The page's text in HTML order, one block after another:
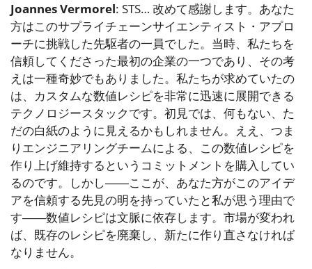
Joannes Vermorel: STS… 改めて感謝します。あなた
方はこのサプライチェーンサイエンティスト・アプロ
ーチに挑戦した先駆者の一員でした。当時、私たちを
信頼してくださった最初の企業の一つであり、その考
えは一種奇妙でもありました。私たちが求めていたの
は、カスタムな数値レシピを非常に迅速に展開できる
テクノロジースタックです。初見では、何もない、た
だの白紙のように見えるかもしれません。ええ、つま
りエンジニアリングチームによる、この数値レシピを
作り上げ維持するというコミットメントを購入してい
るのです。しかし――ここが、あなた方がこのアイデ
アを信頼する先見の明を持っていたと私が思う理由で
す――数値レシピは文脈に依存します。市場が変われ
ば、既存のレシピを廃棄し、新たに作り直さなければ
なりません。